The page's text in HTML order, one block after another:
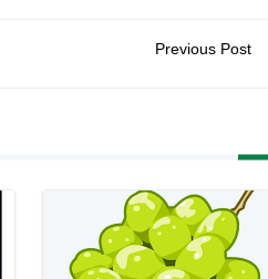
Previous Post